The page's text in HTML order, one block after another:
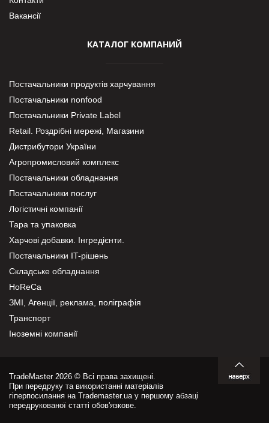
Вакансії
КАТАЛОГ КОМПАНИЙ
Постачальники продуктів харчування
Постачальники nonfood
Постачальники Private Label
Retail. Роздрібні мережі, Магазини
Дистрибутори України
Агропромисловий комплекс
Постачальники обладнання
Постачальники послуг
Логістичні компанії
Тара та упаковка
Харчові добавки. Інгредієнти.
Постачальники IT-рішень
Складське обладнання
HoReCa
ЗМІ, Агенції, реклама, поліграфія
Транспорт
Іноземні компанії
TradeMaster 2026 © Всі права захищені.
При передруку та використанні матеріалів
гіперпосилання на Trademaster.ua у першому абзаці
передрукованої статті обов'язкове.